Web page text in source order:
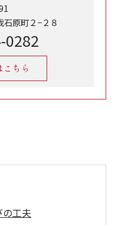
石原町２−２８
0282
ちら
工夫